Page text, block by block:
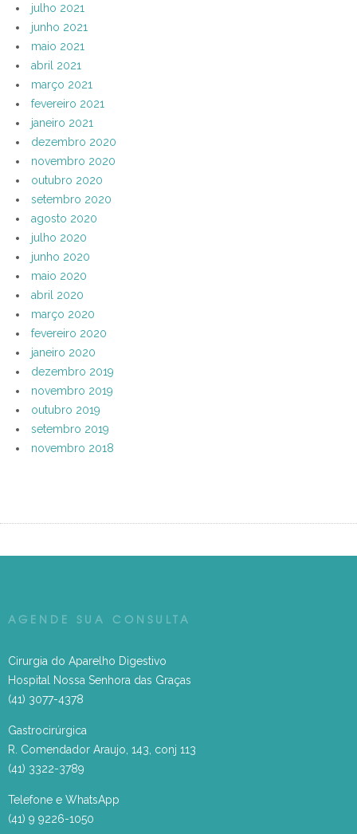
julho 2021
junho 2021
maio 2021
abril 2021
março 2021
fevereiro 2021
janeiro 2021
dezembro 2020
novembro 2020
outubro 2020
setembro 2020
agosto 2020
julho 2020
junho 2020
maio 2020
abril 2020
março 2020
fevereiro 2020
janeiro 2020
dezembro 2019
novembro 2019
outubro 2019
setembro 2019
novembro 2018
AGENDE SUA CONSULTA
Cirurgia do Aparelho Digestivo
Hospital Nossa Senhora das Graças
(41) 3077-4378
Gastrocirúrgica
R. Comendador Araujo, 143, conj 113
(41) 3322-3789
Telefone e WhatsApp
(41) 9 9226-1050